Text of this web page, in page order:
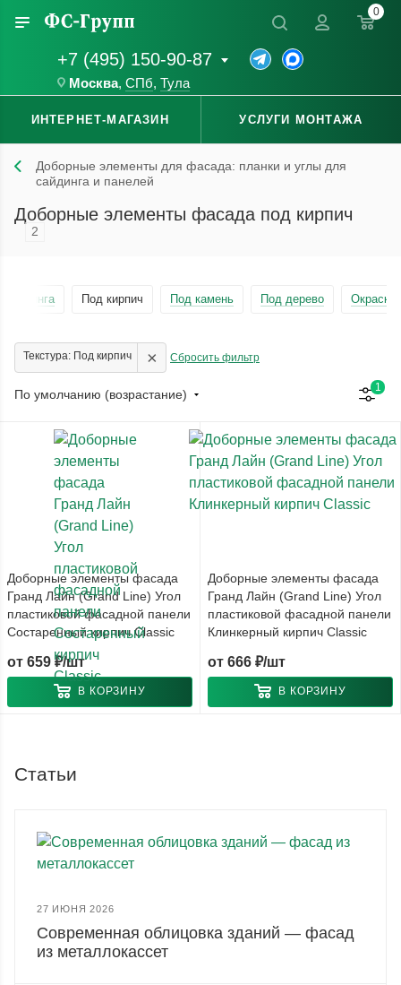
+7 (495) 150-90-87
Москва, СПб, Тула
0
ИНТЕРНЕТ-МАГАЗИН УСЛУГИ МОНТАЖА
Доборные элементы для фасада: планки и углы для
сайдинга и панелей
Доборные элементы фасада под кирпич
2
сайдинга Под кирпич Под камень Под дерево Окраска
Текстура: Под кирпич × Сбросить фильтр
По умолчанию (возрастание) 1
Доборные элементы фасада
Гранд Лайн (Grand Line) Угол
пластиковой фасадной панели
Состаренный кирпич Classic
от 659 ₽/шт
В КОРЗИНУ
Доборные элементы фасада
Гранд Лайн (Grand Line) Угол
пластиковой фасадной панели
Клинкерный кирпич Classic
от 666 ₽/шт
В КОРЗИНУ
Статьи
27 ИЮНЯ 2026
Современная облицовка зданий — фасад
из металлокассет